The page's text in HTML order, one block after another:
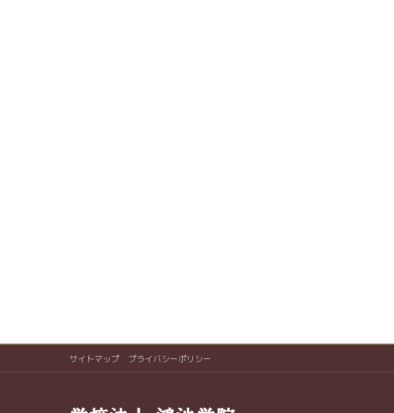
サイトマップ プライバシーポリシー